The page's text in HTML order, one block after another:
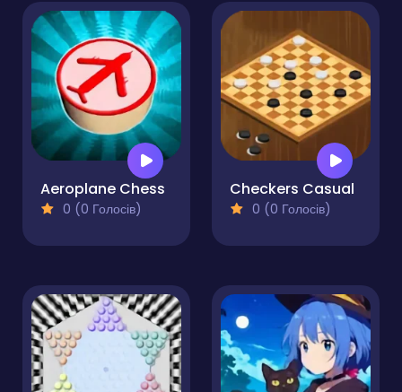
Aeroplane Chess
0 (0 Голосів)
Checkers Casual
0 (0 Голосів)